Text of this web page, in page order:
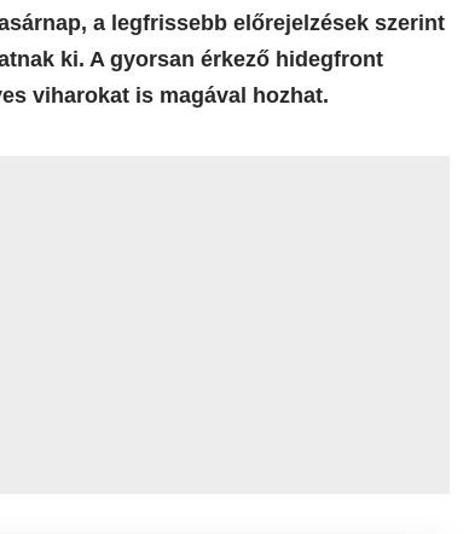
a legfrissebb előrejelzések szerint
ki. A gyorsan érkező hidegfront
viharokat is magával hozhat.